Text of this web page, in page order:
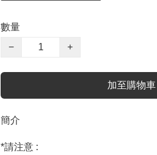
數量
−
+
加至購物車
簡介
*請注意 :